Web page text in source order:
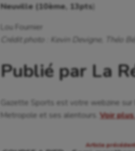
Neuville (10ème, 13pts
Lou Fournier
Crédit photo : Kevin Devigne, Théo
Publié par La
Gazette Sports est votre webzine
Metropole et ses alentours. Voir
Article